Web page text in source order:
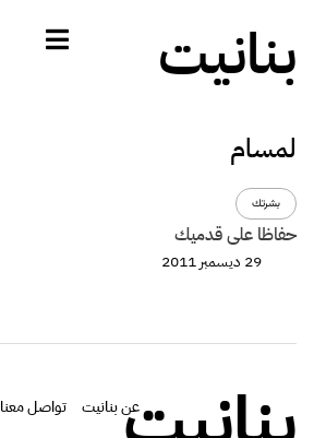
بنانيت
لمسام
بشرتك
حفاظا على قدميك
29 ديسمبر 2011
عن بنانيت تواصل معنا